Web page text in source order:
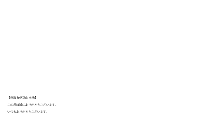
【熱海市伊豆山 土地】
この度は誠にありがとうございます。
いつもありがとうございます。